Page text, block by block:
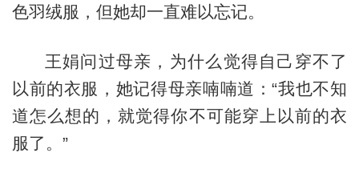
色羽绒服，但她却一直难以忘记。
王娟问过母亲，为什么觉得自己穿不了
以前的衣服，她记得母亲喃喃道：“我也不知
道怎么想的，就觉得你不可能穿上以前的衣
服了。”